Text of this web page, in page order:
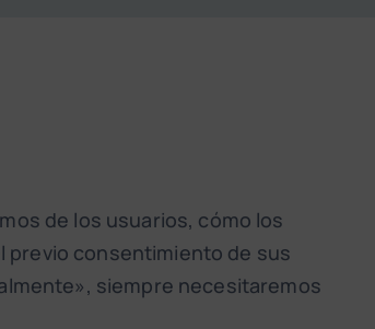
de los usuarios, cómo los
previo consentimiento de sus
siempre necesitaremos